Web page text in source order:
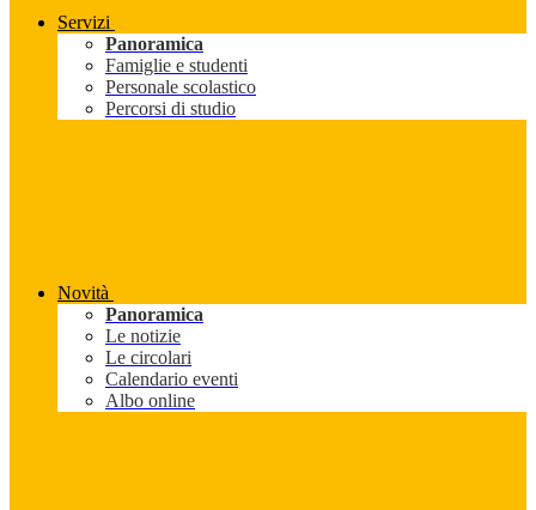
Servizi
Panoramica
Famiglie e studenti
Personale scolastico
Percorsi di studio
Novità
Panoramica
Le notizie
Le circolari
Calendario eventi
Albo online